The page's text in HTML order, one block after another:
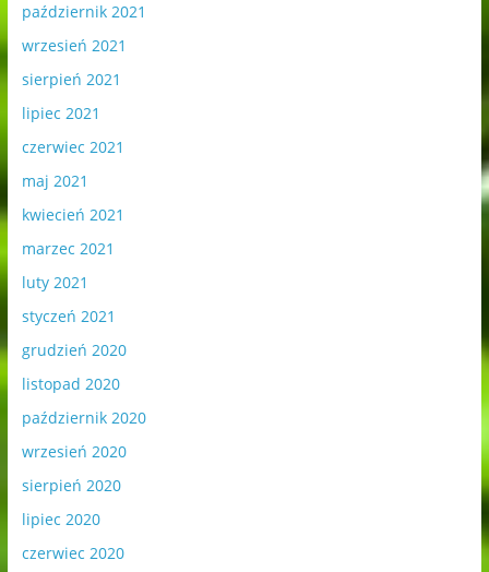
październik 2021
wrzesień 2021
sierpień 2021
lipiec 2021
czerwiec 2021
maj 2021
kwiecień 2021
marzec 2021
luty 2021
styczeń 2021
grudzień 2020
listopad 2020
październik 2020
wrzesień 2020
sierpień 2020
lipiec 2020
czerwiec 2020